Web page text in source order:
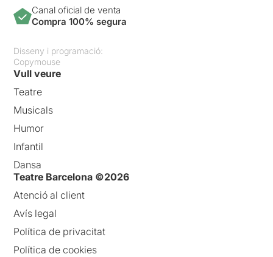
Canal oficial de venta
Compra 100% segura
Disseny i programació:
Copymouse
Vull veure
Teatre
Musicals
Humor
Infantil
Dansa
Teatre Barcelona ©2026
Atenció al client
Avís legal
Política de privacitat
Política de cookies